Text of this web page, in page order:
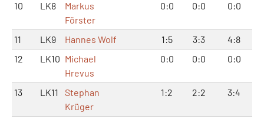
10 LK8
Markus
Förster
0:0 0:0 0:0
11 LK9 Hannes Wolf 1:5 3:3
4:8
12
LK10 Michael
Hrevus
0:0 0:0 0:0
13 LK11
Stephan
Krüger
1:2 2:2 3:4